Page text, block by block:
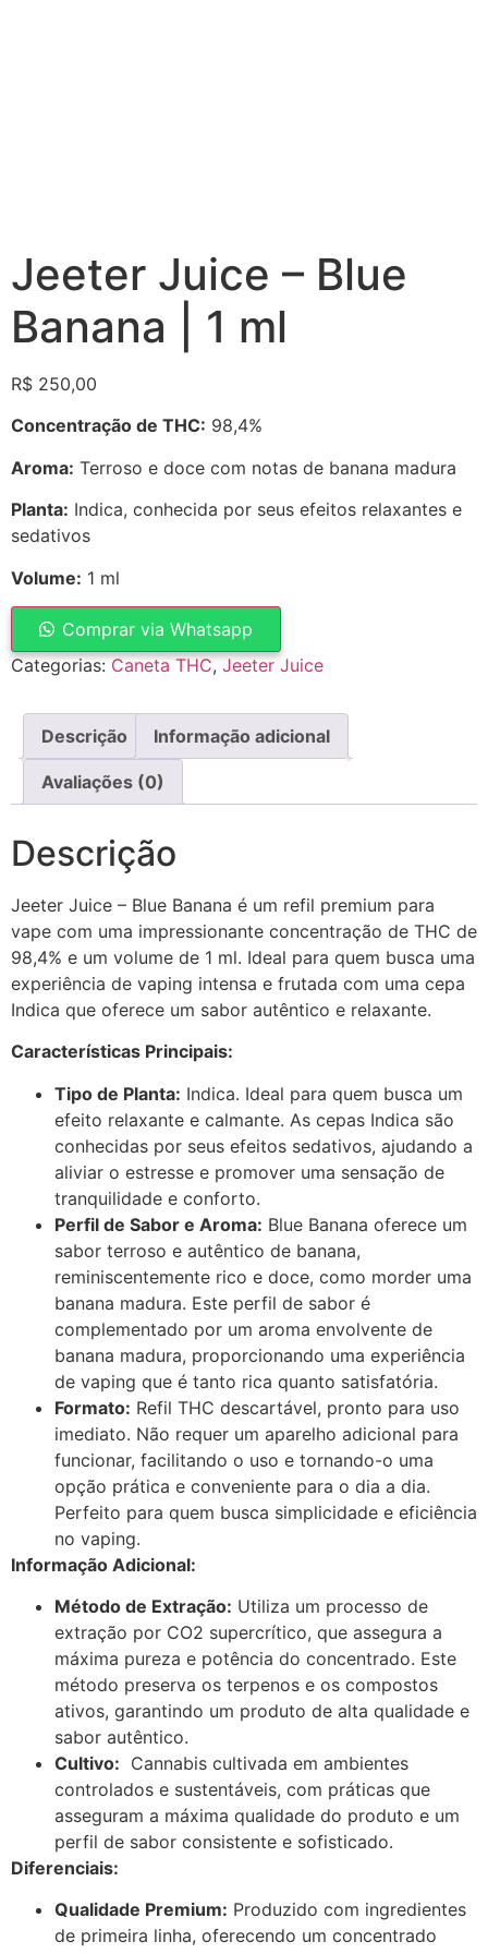
Jeeter Juice – Blue
Banana | 1 ml
R$ 250,00
Concentração de THC: 98,4%
Aroma: Terroso e doce com notas de banana madura
Planta: Indica, conhecida por seus efeitos relaxantes e
sedativos
Volume: 1 ml
Comprar via Whatsapp
Categorias:Caneta THC,Jeeter Juice
Descrição Informação adicional
Avaliações (0)
Descrição
Jeeter Juice – Blue Banana é um refil premium para
vape com uma impressionante concentração de THC de
98,4% e um volume de 1 ml. Ideal para quem busca uma
experiência de vaping intensa e frutada com uma cepa
Indica que oferece um sabor autêntico e relaxante.
Características Principais:
Tipo de Planta: Indica. Ideal para quem busca um
efeito relaxante e calmante. As cepas Indica são
conhecidas por seus efeitos sedativos, ajudando a
aliviar o estresse e promover uma sensação de
tranquilidade e conforto.
Perfil de Sabor e Aroma: Blue Banana oferece um
sabor terroso e autêntico de banana,
reminiscentemente rico e doce, como morder uma
banana madura. Este perfil de sabor é
complementado por um aroma envolvente de
banana madura, proporcionando uma experiência
de vaping que é tanto rica quanto satisfatória.
Formato: Refil THC descartável, pronto para uso
imediato. Não requer um aparelho adicional para
funcionar, facilitando o uso e tornando-o uma
opção prática e conveniente para o dia a dia.
Perfeito para quem busca simplicidade e eficiência
no vaping.
Informação Adicional:
Método de Extração: Utiliza um processo de
extração por CO2 supercrítico, que assegura a
máxima pureza e potência do concentrado. Este
método preserva os terpenos e os compostos
ativos, garantindo um produto de alta qualidade e
sabor autêntico.
Cultivo: Cannabis cultivada em ambientes
controlados e sustentáveis, com práticas que
asseguram a máxima qualidade do produto e um
perfil de sabor consistente e sofisticado.
Diferenciais:
Qualidade Premium: Produzido com ingredientes
de primeira linha, oferecendo um concentrado